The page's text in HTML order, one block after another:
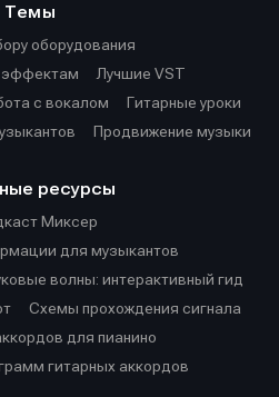
Темы
оборудования
эффектам
Лучшие VST
с вокалом
Гитарные уроки
Продвижение музыки
ресурсы
Миксер
для музыкантов
волны: интерактивный гид
Cхемы прохождения сигнала
для пианино
гитарных аккордов